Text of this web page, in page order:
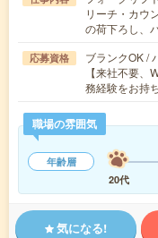
リーチ・カウ
の荷下ろし、
応募資格
ブランクOK /
【来社不要
務経験をお持
職場の雰囲気
年齢層
20代
気になる!